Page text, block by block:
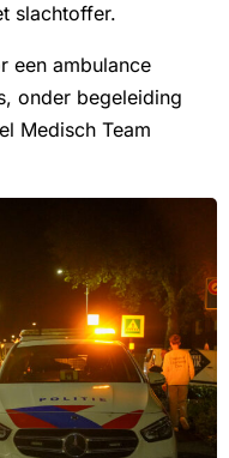
slachtoffer.
een ambulance
onder begeleiding
Medisch Team